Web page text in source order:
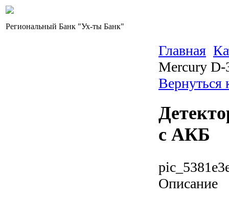
Региональный Банк "Ух-ты Банк"
Главная
Mercury
Вернуться
с АКБ
Описание